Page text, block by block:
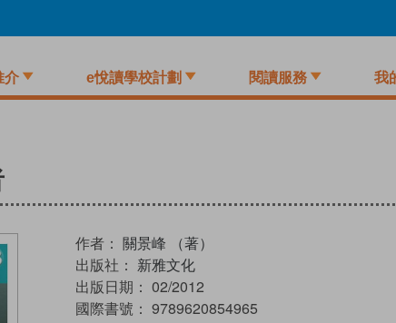
介 e悅讀學校計劃 閱讀服務 我
作者： 關景峰 （著）
出版社： 新雅文化
出版日期： 02/2012
國際書號： 9789620854965